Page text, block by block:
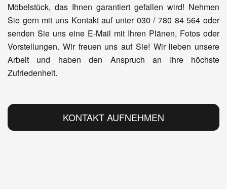
Möbelstück, das Ihnen garantiert gefallen wird! Nehmen
Sie gern mit uns Kontakt auf unter 030 / 780 84 564 oder
senden Sie uns eine E-Mail mit Ihren Plänen, Fotos oder
Vorstellungen. Wir freuen uns auf Sie! Wir lieben unsere
Arbeit und haben den Anspruch an Ihre höchste
Zufriedenheit.
KONTAKT AUFNEHMEN